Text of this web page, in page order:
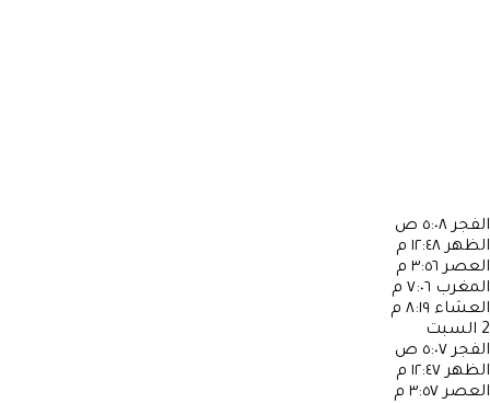
الفجر ٥:٠٨ ص
الظهر ١٢:٤٨ م
العصر ٣:٥٦ م
المغرب ٧:٠٦ م
العشاء ٨:١٩ م
2 السبت
الفجر ٥:٠٧ ص
الظهر ١٢:٤٧ م
العصر ٣:٥٧ م